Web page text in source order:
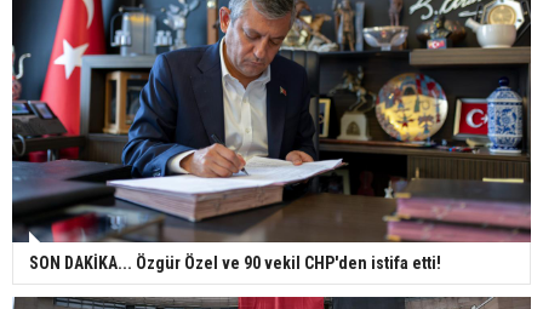
SON DAKİKA... Özgür Özel ve 90 vekil CHP'den istifa etti!